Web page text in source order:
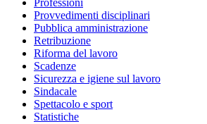
Professioni
Provvedimenti disciplinari
Pubblica amministrazione
Retribuzione
Riforma del lavoro
Scadenze
Sicurezza e igiene sul lavoro
Sindacale
Spettacolo e sport
Statistiche